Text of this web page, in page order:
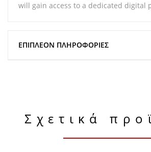
will gain access to a dedicated digital
ΕΠΙΠΛΈΟΝ ΠΛΗΡΟΦΟΡΊΕΣ
Σχετικά